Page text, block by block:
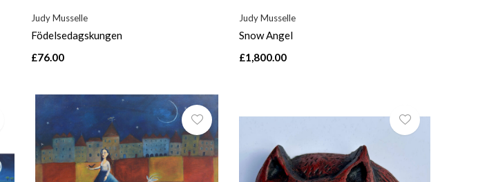
Judy Musselle
Födelsedagskungen
£76.00
Judy Musselle
Snow Angel
£1,800.00